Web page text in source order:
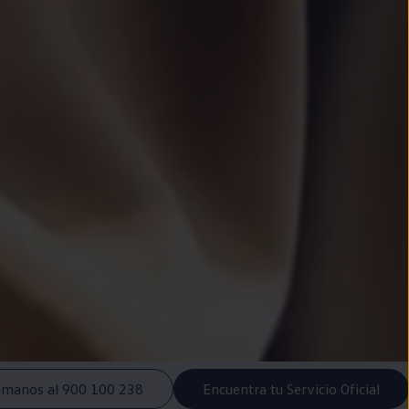
al 900 100 238 Encuentra tu Servicio Oficial